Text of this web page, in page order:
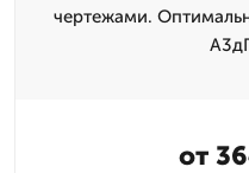
чертежами.
от